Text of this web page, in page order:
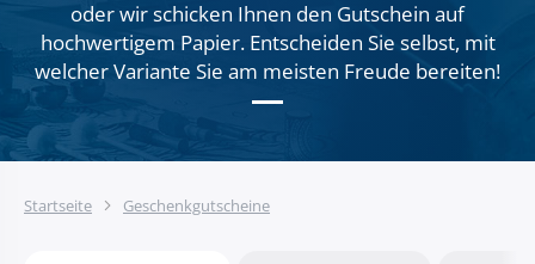
oder wir schicken Ihnen den Gutschein auf
hochwertigem Papier. Entscheiden Sie selbst, mit
welcher Variante Sie am meisten Freude bereiten!
Startseite Geschenkgutscheine